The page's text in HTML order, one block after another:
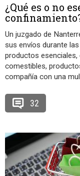
¿Qué es o no
Un juzgado de
sus envíos durante
productos
comestibles,
compañía con una
32